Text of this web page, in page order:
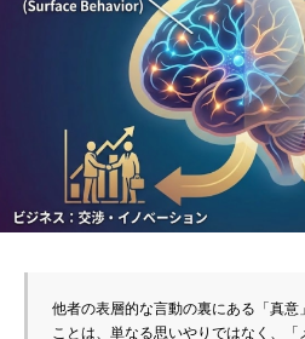
他者の表層的な言動の裏にある「真
ことは、単なる思いやりではなく、